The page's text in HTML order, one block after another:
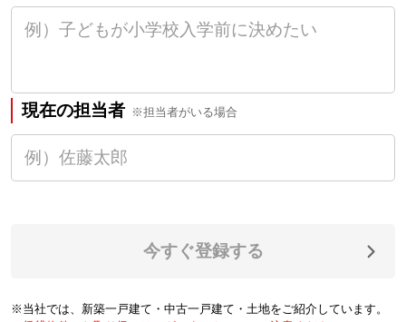
現在の担当者 ※担当者がいる場合
今すぐ登録する
※当社では、新築一戸建て・中古一戸建て・土地をご紹介しています。